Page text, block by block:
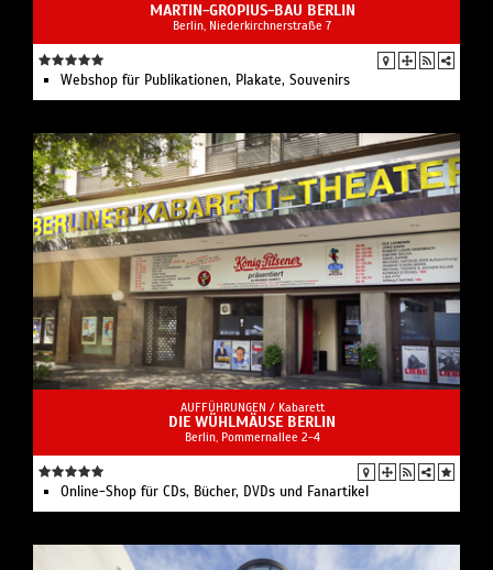
MARTIN-GROPIUS-BAU BERLIN
Berlin, Niederkirchnerstraße 7
Webshop für Publikationen, Plakate, Souvenirs
AUFFÜHRUNGEN / Kabarett
DIE WÜHLMÄUSE BERLIN
Berlin, Pommernallee 2-4
Online-Shop für CDs, Bücher, DVDs und Fanartikel